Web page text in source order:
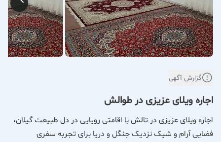
گزارش آگهی
اجاره ویلای عزیزی در طوالش
اجاره ویلای عزیزی در تالش با اقامتی رویایی در دل طبیعت گیلان،
فضایی آرام و شیک نزدیک جنگل و دریا برای تجربه سفری